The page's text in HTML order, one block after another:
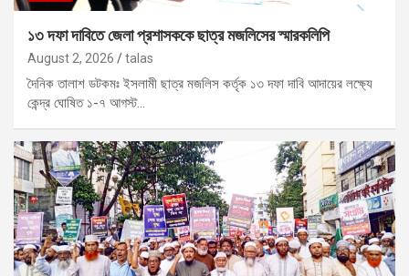
১৩ দফা দাবিতে জেলা প্রশাসককে ছাত্র মজলিসের স্মারকলিপি
August 2, 2026 talas
দৈনিক তালাশ ডটকমঃ ইসলামী ছাত্র মজলিস কর্তৃক ১৩ দফা দাবি আদায়ের লক্ষ্যে
কেন্দ্র ঘোষিত ১-৭ আগস্ট…